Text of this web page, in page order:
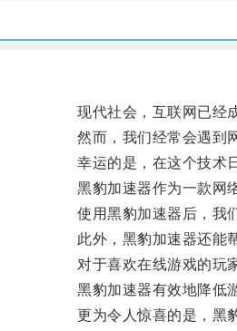
现代社会，互联网已经成
然而，我们经常会遇到网
幸运的是，在这个技术日
黑豹加速器作为一款网络
使用黑豹加速器后，我们
此外，黑豹加速器还能帮
对于喜欢在线游戏的玩家
黑豹加速器有效地降低游
更为令人惊喜的是，黑豹